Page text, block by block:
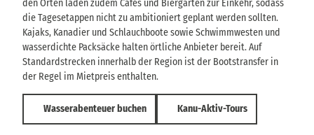
den Orten laden zudem Cafés und Biergärten zur Einkehr, sodass
die Tagesetappen nicht zu ambitioniert geplant werden sollten.
Kajaks, Kanadier und Schlauchboote sowie Schwimmwesten und
wasserdichte Packsäcke halten örtliche Anbieter bereit. Auf
Standardstrecken innerhalb der Region ist der Bootstransfer in
der Regel im Mietpreis enthalten.
Wasserabenteuer buchen Kanu-Aktiv-Tours